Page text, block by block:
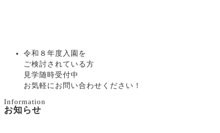
令和８年度入園を
ご検討されている方
見学随時受付中
お気軽にお問い合わせください！
Information
お知らせ